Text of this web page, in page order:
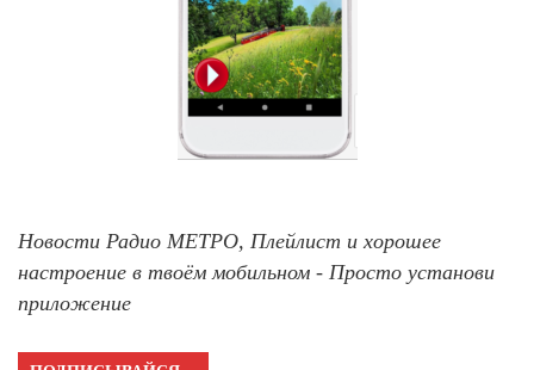
Новости Радио МЕТРО, Плейлист и хорошее
настроение в твоём мобильном - Просто установи
приложение